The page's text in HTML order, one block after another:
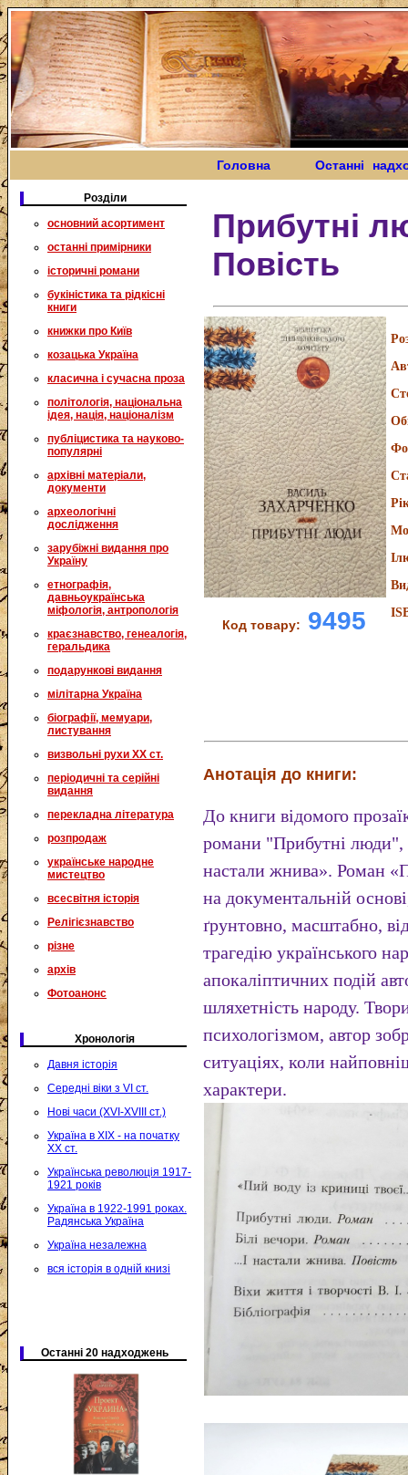
Головна Останні
Розділи
основний асортимент
останні примірники
історичні романи
букіністика та рідкісні
книги
книжки про Київ
козацька Україна
класична і сучасна проза
політологія, національна
ідея, нація, націоналізм
публіцистика та науково-
популярні
архівні матеріали,
документи
археологічні
дослідження
зарубіжні видання про
Україну
етнографія,
давньоукраїнська
міфологія, антропологія
краєзнавство, генеалогія,
геральдика
подарункові видання
мілітарна Україна
біографії, мемуари,
листування
визвольні рухи XX ст.
періодичні та серійні
видання
перекладна література
розпродаж
українське народне
мистецтво
всесвітня історія
Релігієзнавство
різне
архів
Фотоанонс
Хронологія
Давня історія
Середні віки з VI ст.
Нові часи (XVI-XVIII ст.)
Україна в XIX - на початку
XX ст.
Українська революція 1917-
1921 років
Україна в 1922-1991 роках.
Радянська Україна
Україна незалежна
вся історія в одній книзі
Останні 20 надходжень
Прибутні
Повість
Код товару: 9495
Анотація до книги:
До книги відомого
романи "Прибутні люди",
настали жнива». Роман
на документальній
ґрунтовно, масштабно,
трагедію українського
апокаліптичних подій
шляхетність народу.
психологізмом, автор
ситуаціях, коли
характери.